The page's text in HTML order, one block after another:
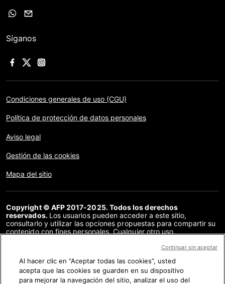
Síganos
Condiciones generales de uso (CGU)
Política de protección de datos personales
Aviso legal
Gestión de las cookies
Mapa del sitio
Copyright © AFP 2017-2025. Todos los derechos
reservados. Los usuarios pueden acceder a este sitio,
consultarlo y utilizar las opciones propuestas para compartir su
contenido con fines personales. Cualquier otro uso,
distribución del contenido de este sitio, en su totalidad o en
acuerdo específico firmado con la AFP, está estrictamente
prohibido. Los elementos analizados en cada verificación se
presentan o se enlazan en tanto en cuanto son necesarios para
Al hacer clic en “Aceptar todas las cookies”, usted
acepta que las cookies se guarden en su dispositivo
para mejorar la navegación del sitio, analizar el uso del
Continuar sin aceptar